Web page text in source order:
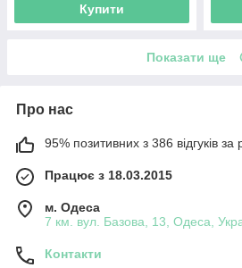
Купити
Показати ще
Про нас
95% позитивних з 386 відгуків за
Працює з 18.03.2015
м. Одеса
7 км. вул. Базова, 13, Одеса,
Контакти